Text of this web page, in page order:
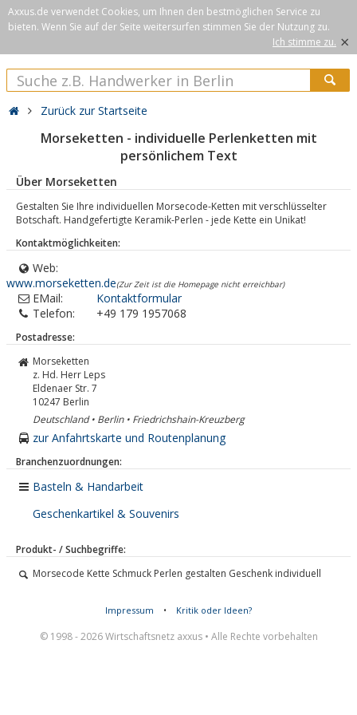
Axxus.de verwendet Cookies, um Ihnen den bestmöglichen Service zu
bieten. Wenn Sie auf der Seite weitersurfen stimmen Sie der Nutzung zu.
Ich stimme zu. ×
Zurück zur Startseite
Morseketten - individuelle Perlenketten mit
persönlichem Text
Über Morseketten
Gestalten Sie Ihre individuellen Morsecode-Ketten mit verschlüsselter
Botschaft. Handgefertigte Keramik-Perlen - jede Kette ein Unikat!
Kontaktmöglichkeiten:
Web:
www.morseketten.de(Zur Zeit ist die Homepage nicht erreichbar)
EMail:
Kontaktformular
Telefon:
+49 179 1957068
Postadresse:
Morseketten
z. Hd. Herr Leps
Eldenaer Str. 7
10247 Berlin
Deutschland • Berlin • Friedrichshain-Kreuzberg
zur Anfahrtskarte und Routenplanung
Branchenzuordnungen:
Basteln & Handarbeit
Geschenkartikel & Souvenirs
Produkt- / Suchbegriffe:
Morsecode Kette Schmuck Perlen gestalten Geschenk individuell
Impressum • Kritik oder Ideen?
© 1998 - 2026 Wirtschaftsnetz axxus • Alle Rechte vorbehalten